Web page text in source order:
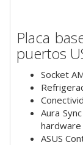
Placa
puertos
Socket
Aura
hardware
ASUS